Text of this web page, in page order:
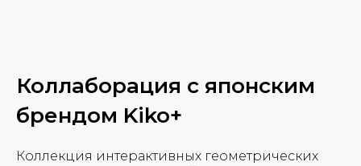
Коллаборация с японским
брендом Kiko+
Коллекция интерактивных геометрических